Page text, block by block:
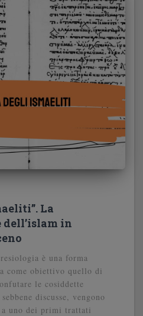
La
in
è una forma
come obiettivo quello di
le cosiddette
discusse, vengono
a uno dei primi trattati